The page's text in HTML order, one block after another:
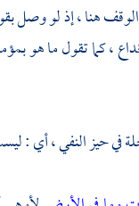
، كما تقول ما هو